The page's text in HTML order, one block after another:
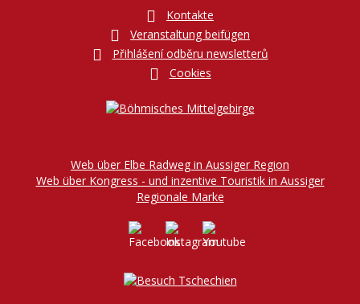
Kontakte
Veranstaltung beifügen
Přihlášení odběru newsletterů
Cookies
Web über Elbe Radweg in Aussiger Region
Web über Kongress - und inzentive Touristik in Aussiger
Regionale Marke